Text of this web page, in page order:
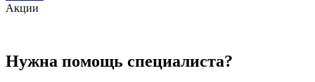
Акции
Нужна помощь специалиста?